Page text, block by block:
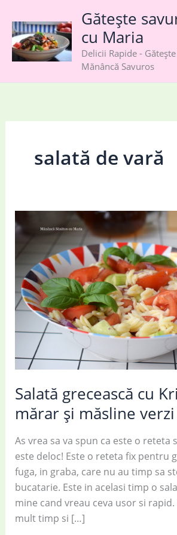
content
Gătește
cu Maria
Delicii Rapide -
Mănâncă Savuros
salată de vară
Salată grecească cu
mărar și măsline verzi
As vrea sa va spun ca este o reteta
este deloc! Este o reteta fix pentru
fuga, in graba, care nu au timp sa
bucatarie. Este in acelasi timp o
mine cand vreau ceva usor si
mult timp si […]